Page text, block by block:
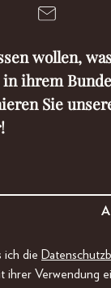
wollen,
ihrem
Sie
ich die
ihrer Verwendung